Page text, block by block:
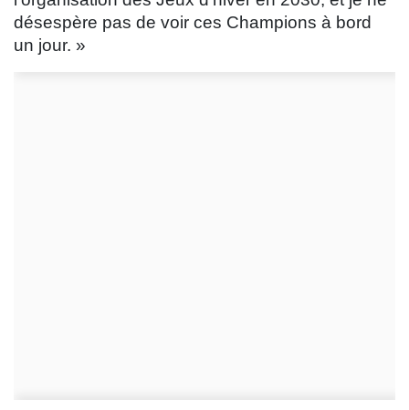
désespère pas de voir ces Champions à bord
un jour. »